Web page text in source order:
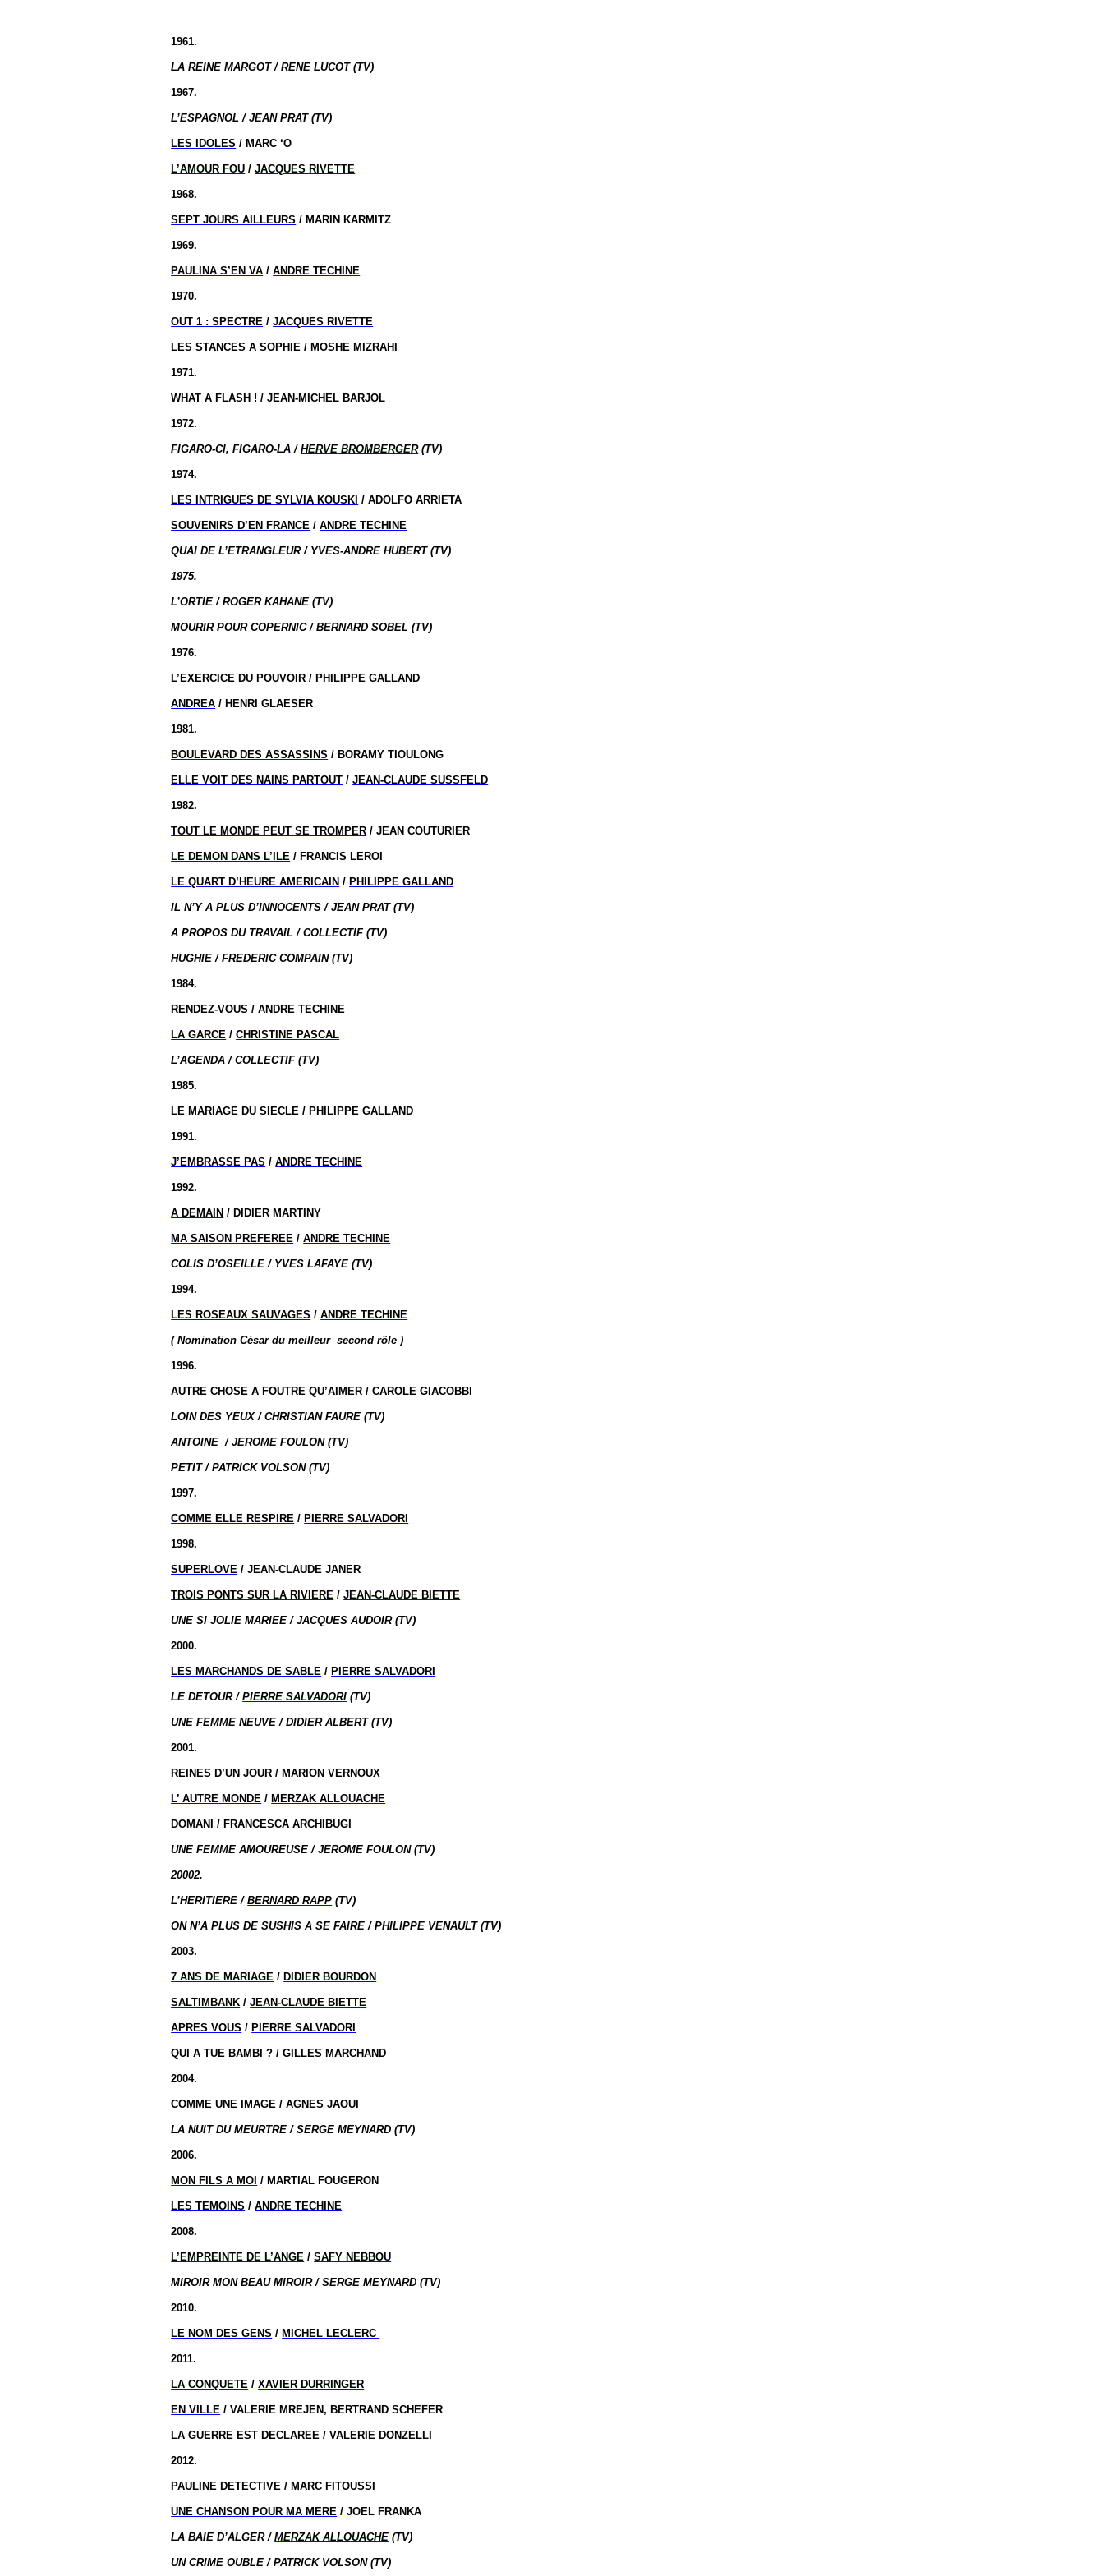
1961.
LA REINE MARGOT / RENE LUCOT (TV)
1967.
L’ESPAGNOL / JEAN PRAT (TV)
LES IDOLES / MARC ‘O
L’AMOUR FOU /JACQUES RIVETTE
1968.
SEPT JOURS AILLEURS / MARIN KARMITZ
1969.
PAULINA S’EN VA /ANDRE TECHINE
1970.
OUT 1 : SPECTRE /JACQUES RIVETTE
LES STANCES A SOPHIE / MOSHE MIZRAHI
1971.
WHAT A FLASH ! / JEAN-MICHEL BARJOL
1972.
FIGARO-CI, FIGARO-LA /HERVE BROMBERGER(TV)
1974.
LES INTRIGUES DE SYLVIA KOUSKI / ADOLFO ARRIETA
SOUVENIRS D’EN FRANCE /ANDRE TECHINE
QUAI DE L’ETRANGLEUR / YVES-ANDRE HUBERT (TV)
1975.
L’ORTIE / ROGER KAHANE (TV)
MOURIR POUR COPERNIC / BERNARD SOBEL (TV)
1976.
L’EXERCICE DU POUVOIR / PHILIPPE GALLAND
ANDREA / HENRI GLAESER
1981.
BOULEVARD DES ASSASSINS / BORAMY TIOULONG
ELLE VOIT DES NAINS PARTOUT /JEAN-CLAUDE SUSSFELD
1982.
TOUT LE MONDE PEUT SE TROMPER / JEAN COUTURIER
LE DEMON DANS L’ILE / FRANCIS LEROI
LE QUART D’HEURE AMERICAIN / PHILIPPE GALLAND
IL N’Y A PLUS D’INNOCENTS / JEAN PRAT (TV)
A PROPOS DU TRAVAIL / COLLECTIF (TV)
HUGHIE / FREDERIC COMPAIN (TV)
1984.
RENDEZ-VOUS /ANDRE TECHINE
LA GARCE /CHRISTINE PASCAL
L’AGENDA / COLLECTIF (TV)
1985.
LE MARIAGE DU SIECLE / PHILIPPE GALLAND
1991.
J’EMBRASSE PAS /ANDRE TECHINE
1992.
A DEMAIN / DIDIER MARTINY
MA SAISON PREFEREE /ANDRE TECHINE
COLIS D’OSEILLE / YVES LAFAYE (TV)
1994.
LES ROSEAUX SAUVAGES /ANDRE TECHINE
( Nomination César du meilleur second rôle )
1996.
AUTRE CHOSE A FOUTRE QU’AIMER / CAROLE GIACOBBI
LOIN DES YEUX / CHRISTIAN FAURE (TV)
ANTOINE /JEROME FOULON (TV)
PETIT / PATRICK VOLSON (TV)
1997.
COMME ELLE RESPIRE / PIERRE SALVADORI
1998.
SUPERLOVE / JEAN-CLAUDE JANER
TROIS PONTS SUR LA RIVIERE /JEAN-CLAUDE BIETTE
UNE SI JOLIE MARIEE / JACQUES AUDOIR (TV)
2000.
LES MARCHANDS DE SABLE / PIERRE SALVADORI
LE DETOUR /PIERRE SALVADORI (TV)
UNE FEMME NEUVE / DIDIER ALBERT (TV)
2001.
REINES D’UN JOUR / MARION VERNOUX
L’ AUTRE MONDE / MERZAK ALLOUACHE
DOMANI / FRANCESCA ARCHIBUGI
UNE FEMME AMOUREUSE / JEROME FOULON (TV)
20002.
L’HERITIERE /BERNARD RAPP (TV)
ON N’A PLUS DE SUSHIS A SE FAIRE / PHILIPPE VENAULT (TV)
2003.
7 ANS DE MARIAGE / DIDIER BOURDON
SALTIMBANK /JEAN-CLAUDE BIETTE
APRES VOUS / PIERRE SALVADORI
QUI A TUE BAMBI ? /GILLES MARCHAND
2004.
COMME UNE IMAGE /AGNES JAOUI
LA NUIT DU MEURTRE / SERGE MEYNARD (TV)
2006.
MON FILS A MOI / MARTIAL FOUGERON
LES TEMOINS /ANDRE TECHINE
2008.
L’EMPREINTE DE L’ANGE /SAFY NEBBOU
MIROIR MON BEAU MIROIR / SERGE MEYNARD (TV)
2010.
LE NOM DES GENS / MICHEL LECLERC
2011.
LA CONQUETE /XAVIER DURRINGER
EN VILLE / VALERIE MREJEN, BERTRAND SCHEFER
LA GUERRE EST DECLAREE /VALERIE DONZELLI
2012.
PAULINE DETECTIVE / MARC FITOUSSI
UNE CHANSON POUR MA MERE / JOEL FRANKA
LA BAIE D’ALGER /MERZAK ALLOUACHE (TV)
UN CRIME OUBLE / PATRICK VOLSON (TV)